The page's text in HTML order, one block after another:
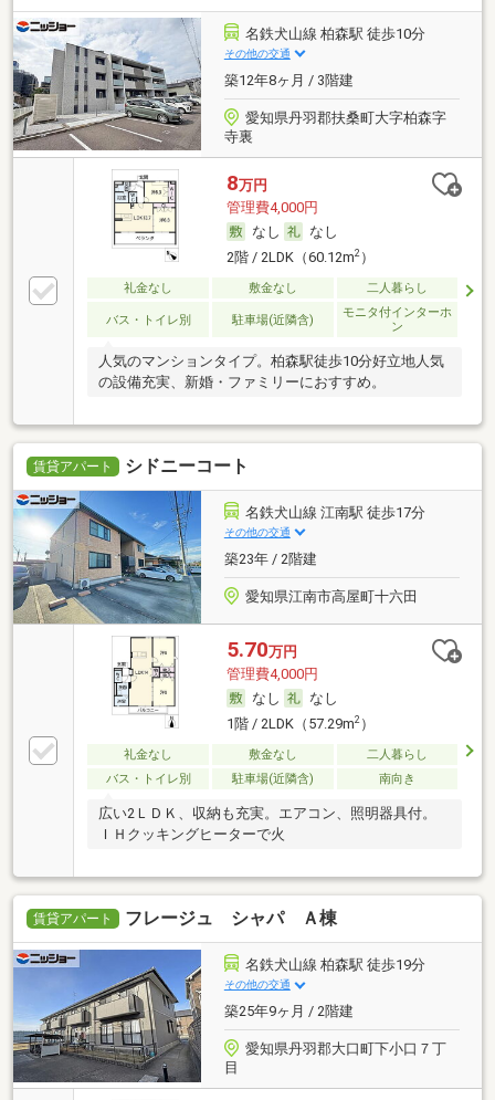
名鉄犬山線 柏森駅 徒歩10分
その他の交通
築12年8ヶ月 / 3階建
愛知県丹羽郡扶桑町大字柏森字
寺裏
8万円
管理費4,000円
なし
なし
2階 / 2LDK（60.12m2）
礼金なし 敷金なし 二人暮らし
バス・トイレ別 駐車場(近隣含)
モニタ付インターホ
ン
人気のマンションタイプ。柏森駅徒歩10分好立地人気
の設備充実、新婚・ファミリーにおすすめ。
賃貸アパート シドニーコート
名鉄犬山線 江南駅 徒歩17分
その他の交通
築23年 / 2階建
愛知県江南市高屋町十六田
5.70万円
管理費4,000円
なし
なし
1階 / 2LDK（57.29m2）
礼金なし 敷金なし
二人暮らし
バス・トイレ別
駐車場(近隣含) 南向き
広い2ＬＤＫ、収納も充実。エアコン、照明器具付。
ＩＨクッキングヒーターで火
賃貸アパート フレージュ シャパ Ａ棟
名鉄犬山線 柏森駅 徒歩19分
その他の交通
築25年9ヶ月 / 2階建
愛知県丹羽郡大口町下小口７丁
目